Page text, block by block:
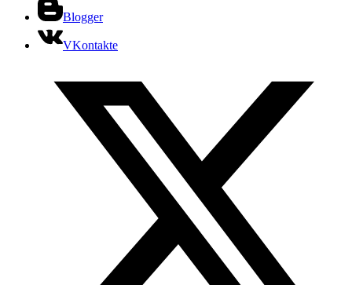
Blogger
VKontakte